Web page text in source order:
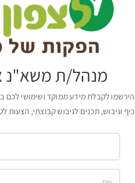
מנהל/ת משא"נ
הירשמו לקבלת מידע ממוקד ושימושי לכם
כיף וגיבוש, תכנים לגיבוש קבוצתי, הצעות